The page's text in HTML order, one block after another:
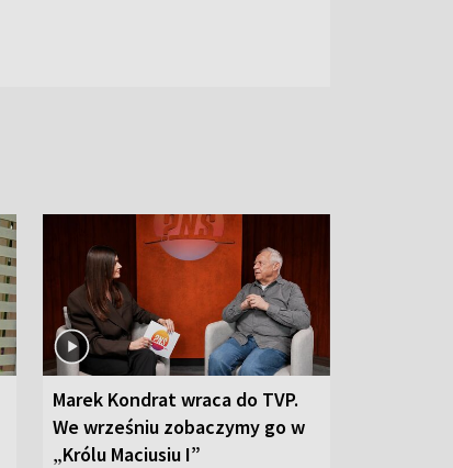
Marek Kondrat wraca do TVP.
We wrześniu zobaczymy go w
„Królu Maciusiu I”